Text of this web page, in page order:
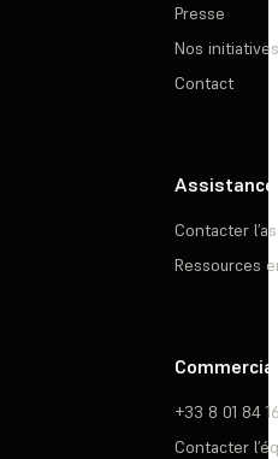
Presse
Nos initiatives
Contact
Assistance
Contacter
Ressources
Commercial
+33 8 01 84
Contacter